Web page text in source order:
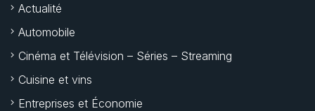
Actualité
Automobile
Cinéma et Télévision – Séries – Streaming
Cuisine et vins
Entreprises et Économie